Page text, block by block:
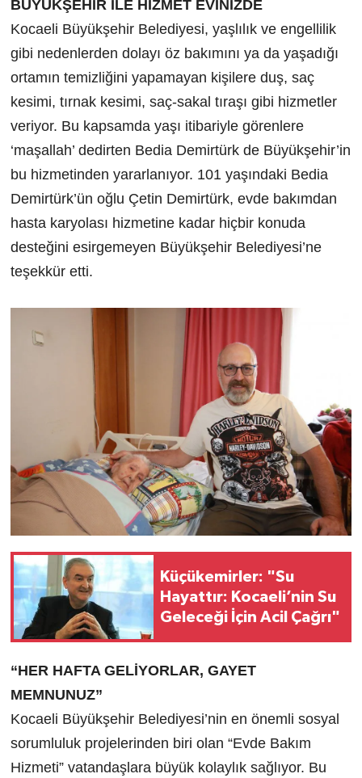
BÜYÜKŞEHİR İLE HİZMET EVİNİZDE
Kocaeli Büyükşehir Belediyesi, yaşlılık ve engellilik
gibi nedenlerden dolayı öz bakımını ya da yaşadığı
ortamın temizliğini yapamayan kişilere duş, saç
kesimi, tırnak kesimi, saç-sakal tıraşı gibi hizmetler
veriyor. Bu kapsamda yaşı itibariyle görenlere
‘maşallah’ dedirten Bedia Demirtürk de Büyükşehir’in
bu hizmetinden yararlanıyor. 101 yaşındaki Bedia
Demirtürk’ün oğlu Çetin Demirtürk, evde bakımdan
hasta karyolası hizmetine kadar hiçbir konuda
desteğini esirgemeyen Büyükşehir Belediyesi’ne
teşekkür etti.
Küçükemirler: "Su
Hayattır: Kocaeli’nin Su
Geleceği İçin Acil Çağrı"
“HER HAFTA GELİYORLAR, GAYET
MEMNUNUZ”
Kocaeli Büyükşehir Belediyesi’nin en önemli sosyal
sorumluluk projelerinden biri olan “Evde Bakım
Hizmeti” vatandaşlara büyük kolaylık sağlıyor. Bu